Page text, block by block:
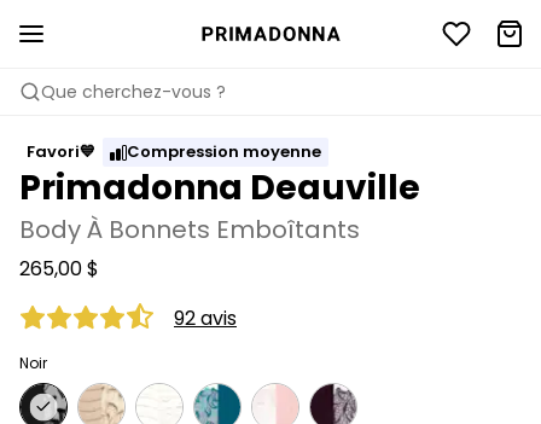
Que cherchez-vous ?
Favori💙 Compression moyenne
Primadonna Deauville
Body À Bonnets Emboîtants
265,00 $
92 avis
Noir